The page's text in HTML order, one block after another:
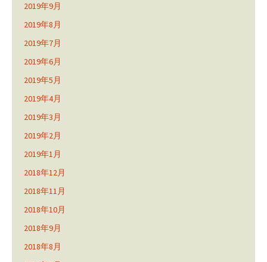
2019年9月
2019年8月
2019年7月
2019年6月
2019年5月
2019年4月
2019年3月
2019年2月
2019年1月
2018年12月
2018年11月
2018年10月
2018年9月
2018年8月